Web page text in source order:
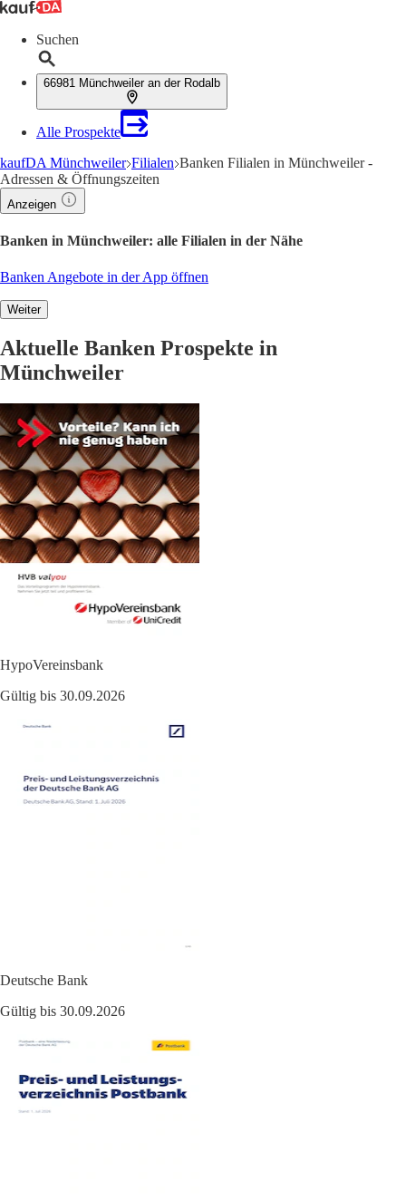
Suchen
66981 Münchweiler an der Rodalb
Alle Prospekte
kaufDA Münchweiler Filialen Banken Filialen in Münchweiler -
Adressen & Öffnungszeiten
Anzeigen
Banken in Münchweiler: alle Filialen in der Nähe
Banken Angebote in der App öffnen
Weiter
Aktuelle Banken Prospekte in
Münchweiler
HypoVereinsbank
Gültig bis 30.09.2026
Deutsche Bank
Gültig bis 30.09.2026